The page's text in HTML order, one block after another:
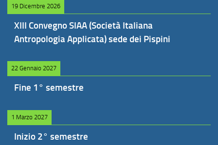
19 Dicembre 2026
XIII Convegno SIAA (Società Italiana
Antropologia Applicata) sede dei Pispini
22 Gennaio 2027
Fine 1° semestre
1 Marzo 2027
Inizio 2° semestre